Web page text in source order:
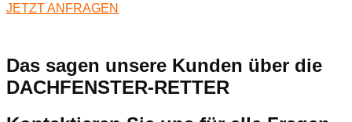
JETZT ANFRAGEN
Das sagen unsere Kunden über die
DACHFENSTER-RETTER